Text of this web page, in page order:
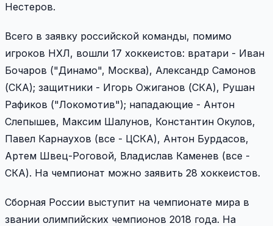
Нестеров.
Всего в заявку российской команды, помимо
игроков НХЛ, вошли 17 хоккеистов: вратари - Иван
Бочаров ("Динамо", Москва), Александр Самонов
(СКА); защитники - Игорь Ожиганов (СКА), Рушан
Рафиков ("Локомотив"); нападающие - Антон
Слепышев, Максим Шалунов, Константин Окулов,
Павел Карнаухов (все - ЦСКА), Антон Бурдасов,
Артем Швец-Роговой, Владислав Каменев (все -
СКА). На чемпионат можно заявить 28 хоккеистов.
Сборная России выступит на чемпионате мира в
звании олимпийских чемпионов 2018 года. На